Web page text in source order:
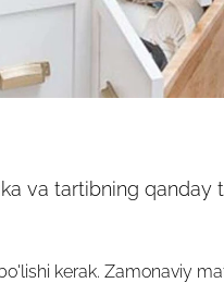
va tartibning qanday
kerak. Zamonaviy